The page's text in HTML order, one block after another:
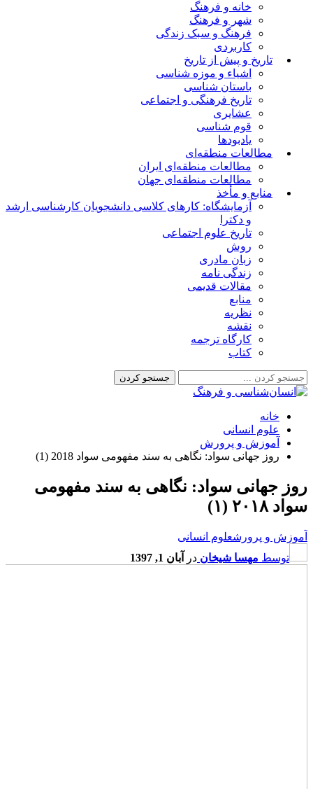
خانه و فرهنگ
شهر و فرهنگ
فرهنگ و سبک زندگی
کاربردی
تاریخ و پیش از تاریخ
اشیاء و موزه شناسی
باستان شناسی
تاریخ فرهنگی و اجتماعی
عشایری
قوم شناسی
یادبودها
مطالعات منطقه‌ای
مطالعات منطقه‌ای ایران
مطالعات منطقه‌ای جهان
منابع و مأخذ
آزمایشگاه: کارهای کلاسی دانشجویان کارشناسی ارشد
و دکترا
تاریخ علوم اجتماعی
روش
زبان مادری
زندگی نامه
مقالات قدیمی
منابع
نظریه
نقشه
کارگاه ترجمه
کتاب
خانه
علوم انسانی
آموزش و پرورش
روز جهانی سواد: نگاهی به سند مفهومی سواد 2018 (1)
روز جهانی سواد: نگاهی به سند مفهومی
سواد ۲۰۱۸ (۱)
آموزش و پرورشعلوم انسانی
توسط مهسا شیخان در آبان 1, 1397